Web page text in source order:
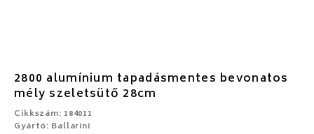
2800 alumínium tapadásmentes bevonatos
mély szeletsütő 28cm
Cikkszám: 184011
Gyártó: Ballarini